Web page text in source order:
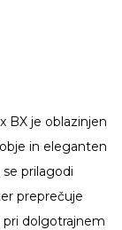
BX je oblazinjen
in eleganten
prilagodi
preprečuje
dolgotrajnem